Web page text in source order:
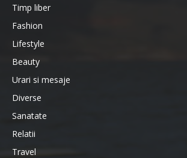
Timp liber
Fashion
Lifestyle
Beauty
Urari si mesaje
Diverse
Sanatate
Relatii
Travel